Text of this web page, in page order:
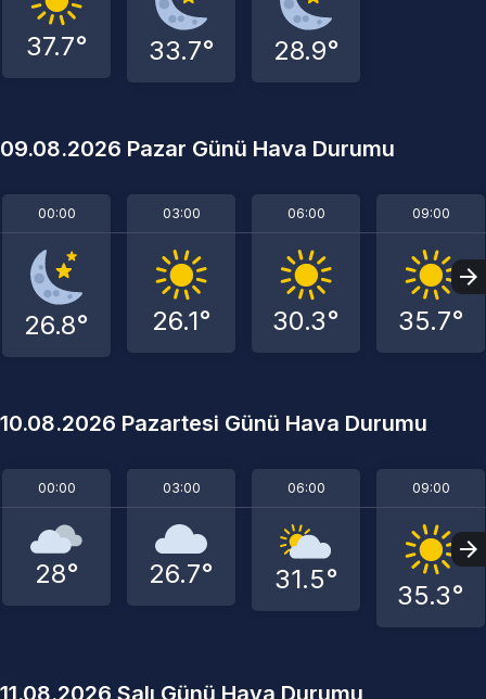
37.7° 33.7° 28.9°
09.08.2026 Pazar Günü Hava Durumu
00:00
26.8°
03:00
26.1°
06:00
30.3°
09:00
35.7°
10.08.2026 Pazartesi Günü Hava Durumu
00:00
28°
03:00
26.7°
06:00
31.5°
09:00
35.3°
11.08.2026 Salı Günü Hava Durumu